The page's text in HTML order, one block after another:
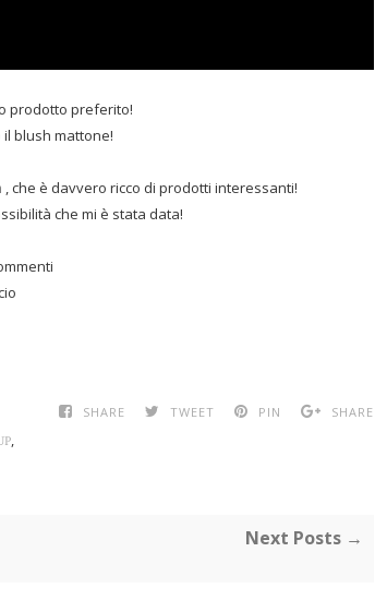
prodotto preferito!
blush mattone!
, che è davvero ricco di prodotti interessanti!
che mi è stata data!
SHARE TWEET PIN SHARE
,
Next Posts →